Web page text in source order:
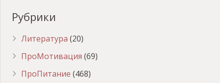
Рубрики
Литература (20)
ПроМотивация (69)
ПроПитание (468)